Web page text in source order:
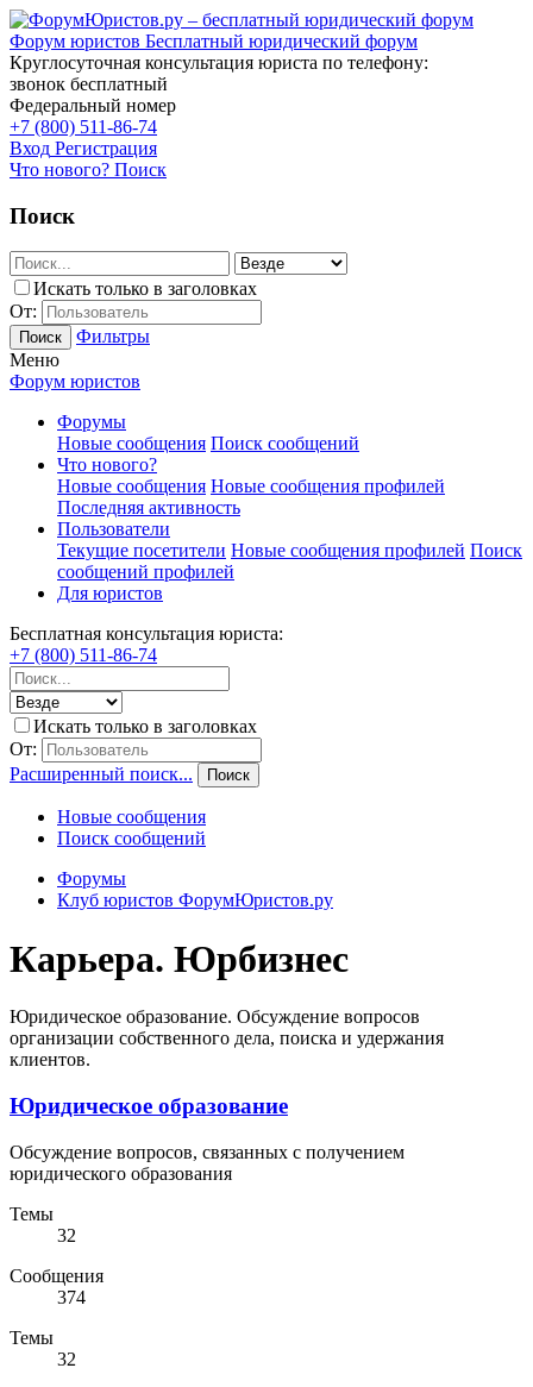
Форум юристов Бесплатный юридический форум
Круглосуточная консультация юриста по телефону:
звонок бесплатный
Федеральный номер
+7 (800) 511-86-74
Вход Регистрация
Что нового? Поиск
Поиск
Искать только в заголовках
От:
Поиск
Фильтры
Меню
Форум юристов
Форумы
Новые сообщения Поиск сообщений
Что нового?
Новые сообщения Новые сообщения профилей
Последняя активность
Пользователи
Текущие посетители Новые сообщения профилей Поиск
сообщений профилей
Для юристов
Бесплатная консультация юриста:
+7 (800) 511-86-74
Искать только в заголовках
От:
Расширенный поиск...
Поиск
Новые сообщения
Поиск сообщений
Форумы
Клуб юристов ФорумЮристов.ру
Карьера. Юрбизнес
Юридическое образование. Обсуждение вопросов
организации собственного дела, поиска и удержания
клиентов.
Юридическое образование
Обсуждение вопросов, связанных с получением
юридического образования
Темы
32
Сообщения
374
Темы
32